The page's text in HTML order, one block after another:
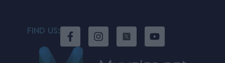
FIND US: